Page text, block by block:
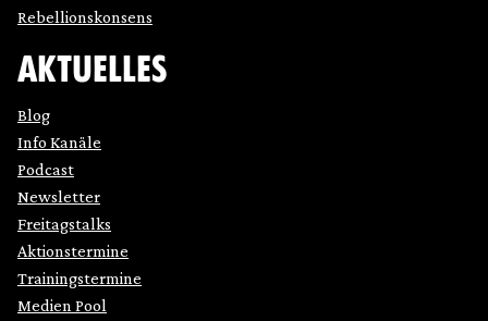
Rebellionskonsens
AKTUELLES
Blog
Info Kanäle
Podcast
Newsletter
Freitagstalks
Aktionstermine
Trainingstermine
Medien Pool